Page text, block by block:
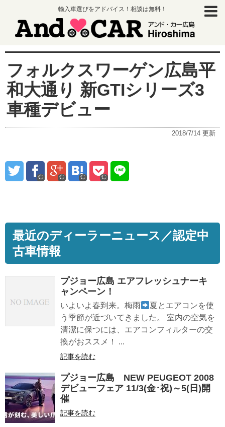
輸入車選びをアドバイス！相談は無料！
フォルクスワーゲン広島平
和大通り 新GTIシリーズ3
車種デビュー
2018/7/14 更新
最近のディーラーニュース／認定中
古車情報
プジョー広島 エアフレッシュナーキ
ャンペーン！
いよいよ春到来。梅雨
夏とエアコンを使
う季節が近づいてきました。 室内の空気を
清潔に保つには、エアコンフィルターの交
換がおススメ！ ...
記事を読む
プジョー広島 NEW PEUGEOT 2008
デビューフェア 11/3(金･祝)～5(日)開
催
記事を読む